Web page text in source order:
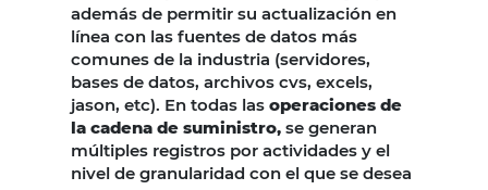
además de permitir su actualización en
línea con las fuentes de datos más
comunes de la industria (servidores,
bases de datos, archivos cvs, excels,
jason, etc). En todas las operaciones de
la cadena de suministro, se generan
múltiples registros por actividades y el
nivel de granularidad con el que se desea